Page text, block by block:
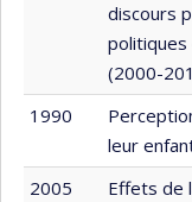
discours
politiques
(2000-
1990
leur
2005
Effets de